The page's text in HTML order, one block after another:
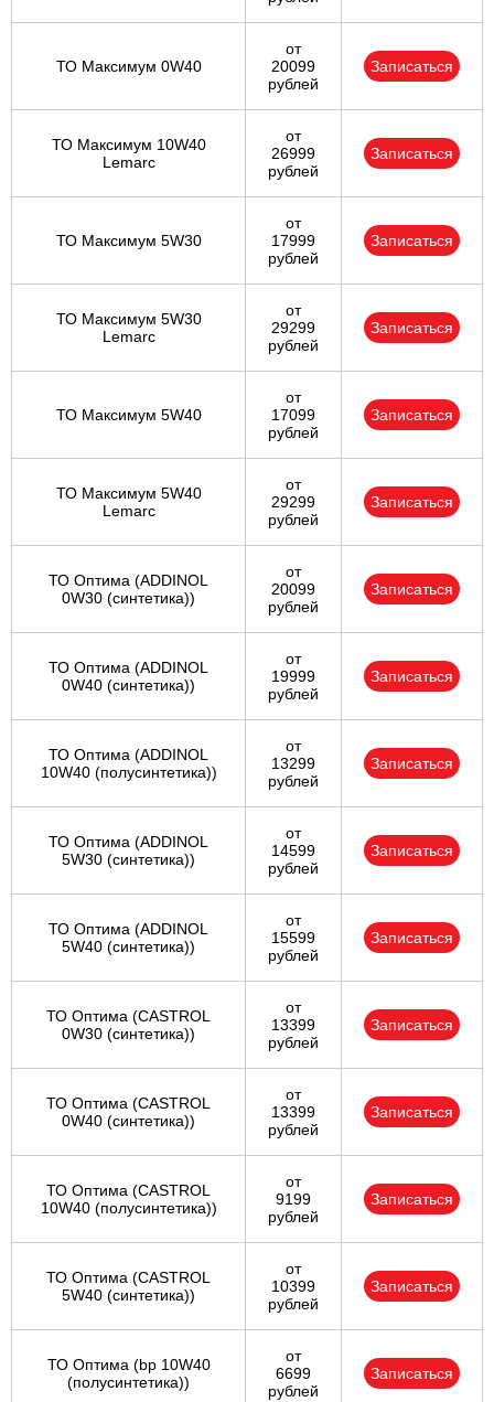
ТО Максимум 0W40
от
20099
рублей
Записаться
ТО Максимум 10W40
Lemarc
от
26999
рублей
Записаться
ТО Максимум 5W30
от
17999
рублей
Записаться
ТО Максимум 5W30
Lemarc
от
29299
рублей
Записаться
ТО Максимум 5W40
от
17099
рублей
Записаться
ТО Максимум 5W40
Lemarc
от
29299
рублей
Записаться
ТО Оптима (ADDINOL
0W30 (синтетика))
от
20099
рублей
Записаться
ТО Оптима (ADDINOL
0W40 (синтетика))
от
19999
рублей
Записаться
ТО Оптима (ADDINOL
10W40 (полусинтетика))
от
13299
рублей
Записаться
ТО Оптима (ADDINOL
5W30 (синтетика))
от
14599
рублей
Записаться
ТО Оптима (ADDINOL
5W40 (синтетика))
от
15599
рублей
Записаться
ТО Оптима (CASTROL
0W30 (синтетика))
от
13399
рублей
Записаться
ТО Оптима (CASTROL
0W40 (синтетика))
от
13399
рублей
Записаться
ТО Оптима (CASTROL
10W40 (полусинтетика))
от
9199
рублей
Записаться
ТО Оптима (CASTROL
5W40 (синтетика))
от
10399
рублей
Записаться
ТО Оптима (bp 10W40
(полусинтетика))
от
6699
рублей
Записаться